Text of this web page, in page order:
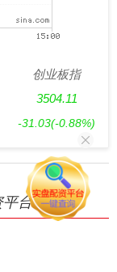
创业板指
3504.11
-31.03(-0.88%)
平台